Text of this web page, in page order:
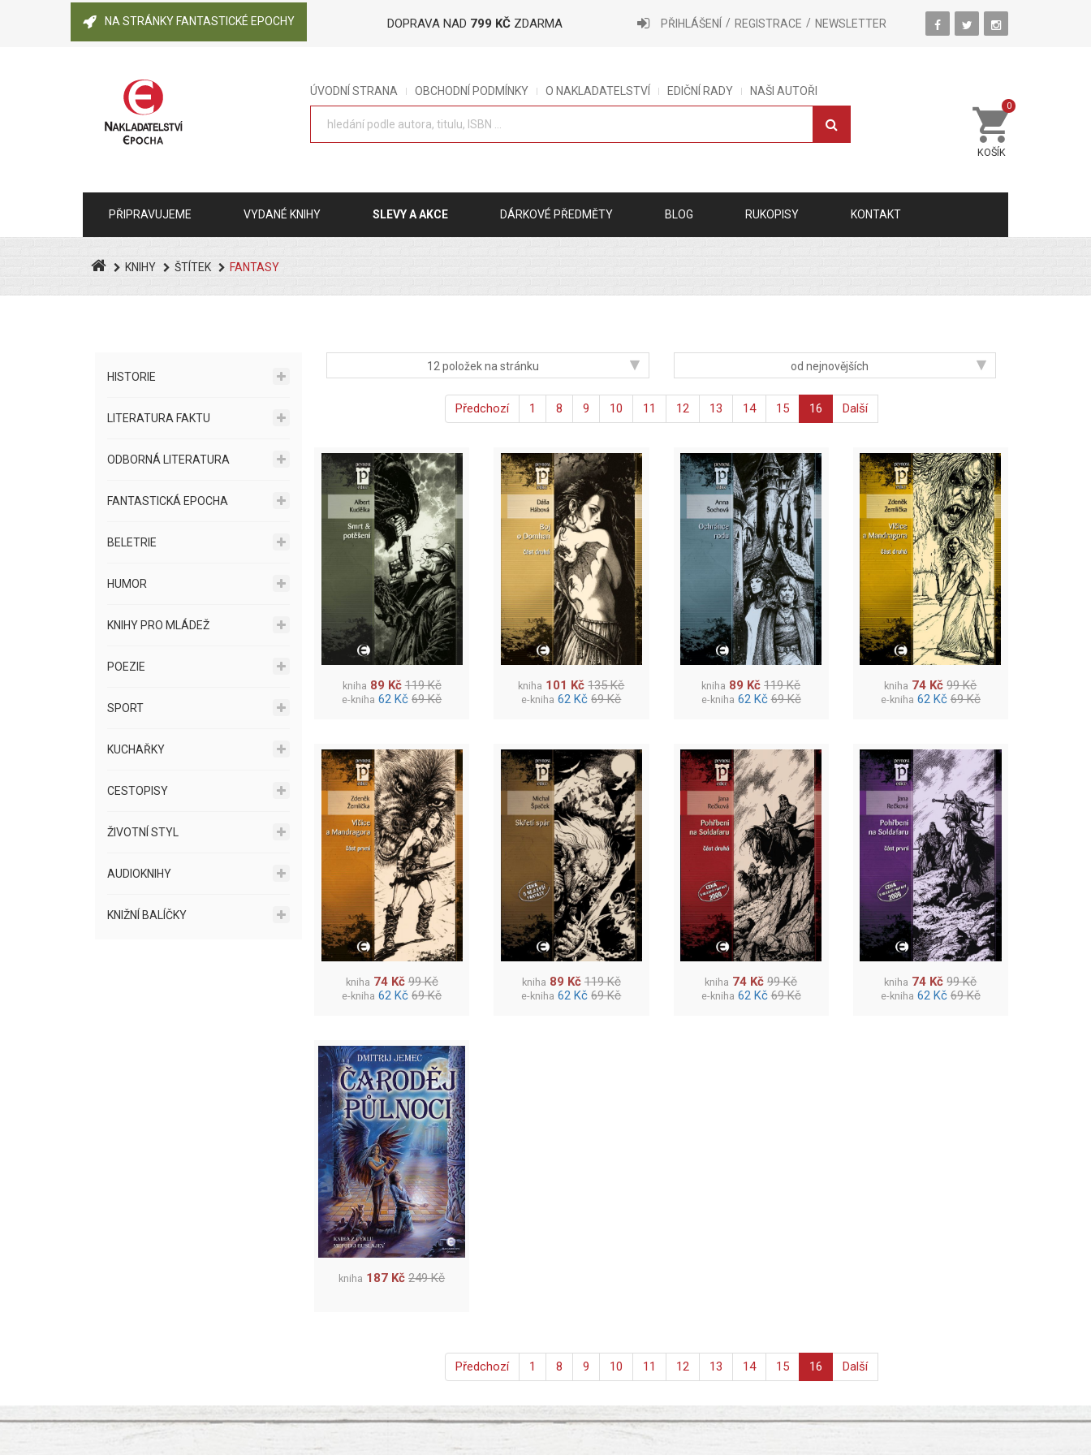
NA STRÁNKY FANTASTICKÉ EPOCHY DOPRAVA NAD 799 KČ ZDARMA PŘIHLÁŠENÍ REGISTRACE NEWSLETTER
ÚVODNÍ STRANA OBCHODNÍ PODMÍNKY O NAKLADATELSTVÍ EDIČNÍ RADY NAŠI AUTOŘI
KOŠÍK
0
PŘIPRAVUJEME VYDANÉ KNIHY SLEVY A AKCE DÁRKOVÉ PŘEDMĚTY BLOG RUKOPISY KONTAKT
KNIHY ŠTÍTEK FANTASY
HISTORIE
LITERATURA FAKTU
ODBORNÁ LITERATURA
FANTASTICKÁ EPOCHA
BELETRIE
HUMOR
KNIHY PRO MLÁDEŽ
POEZIE
SPORT
KUCHAŘKY
CESTOPISY
ŽIVOTNÍ STYL
AUDIOKNIHY
KNIŽNÍ BALÍČKY
12 položek na stránku ▾ od nejnovějších ▾
Předchozí 1 8 9 10 11 12 13 14 15 16 Další
kniha 89 Kč 119 Kč
e-kniha 62 Kč 69 Kč
kniha 101 Kč 135 Kč
e-kniha 62 Kč 69 Kč
kniha 89 Kč 119 Kč
e-kniha 62 Kč 69 Kč
kniha 74 Kč 99 Kč
e-kniha 62 Kč 69 Kč
kniha 74 Kč 99 Kč
e-kniha 62 Kč 69 Kč
kniha 89 Kč 119 Kč
e-kniha 62 Kč 69 Kč
kniha 74 Kč 99 Kč
e-kniha 62 Kč 69 Kč
kniha 74 Kč 99 Kč
e-kniha 62 Kč 69 Kč
kniha 187 Kč 249 Kč
Předchozí 1 8 9 10 11 12 13 14 15 16 Další